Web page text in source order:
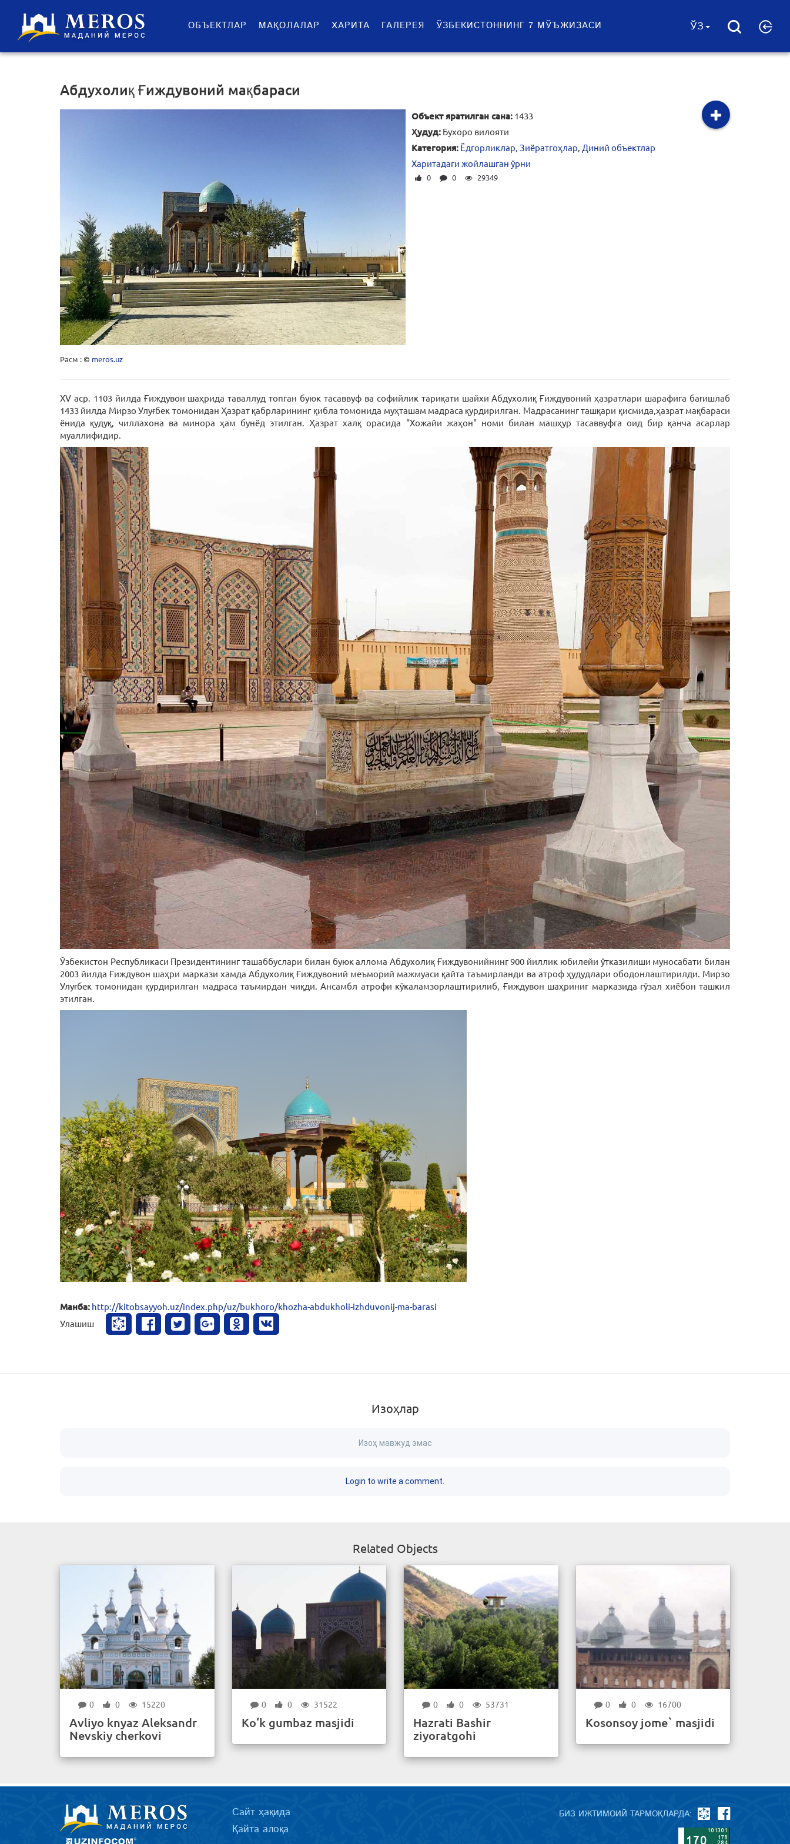
ОБЪЕКТЛАР МАҚОЛАЛАР ХАРИТА ГАЛЕРЕЯ ЎЗБЕКИСТОННИНГ 7 МЎЪЖИЗАСИ ЎЗ
Абдухолиқ Ғиждувоний мақбараси
Расм : © meros.uz
Объект яратилган сана:1433
Ҳудуд:Бухоро вилояти
Категория: Ёдгорликлар, Зиёратгоҳлар, Диний объектлар
Харитадаги жойлашган ўрни
0 0 29349
XV аср. 1103 йилда Ғиждувон шаҳрида таваллуд топган буюк тасаввуф ва софийлик тариқати шайхи Абдухолиқ Ғиждувоний ҳазратлари шарафига бағишлаб
1433 йилда Мирзо Улуғбек томонидан Ҳазрат қабрларининг қибла томонида муҳташам мадраса қурдирилган. Мадрасанинг ташқари қисмида,ҳазрат мақбараси
ёнида қудуқ, чиллахона ва минора ҳам бунёд этилган. Ҳазрат халқ орасида "Хожайи жаҳон" номи билан машҳур тасаввуфга оид бир қанча асарлар
муаллифидир.
Ўзбекистон Республикаси Президентининг ташаббуслари билан буюк аллома Абдухолиқ Ғиждувонийнинг 900 йиллик юбилейи ўтказилиши муносабати билан
2003 йилда Ғиждувон шаҳри маркази хамда Абдухолиқ Ғиждувоний меъморий мажмуаси қайта таъмирланди ва атроф ҳудудлари ободонлаштирилди. Мирзо
Улуғбек томонидан қурдирилган мадраса таъмирдан чиқди. Ансамбл атрофи кўкаламзорлаштирилиб, Ғиждувон шаҳриниг марказида гўзал хиёбон ташкил
этилган.
Манба: http://kitobsayyoh.uz/index.php/uz/bukhoro/khozha-abdukholi-izhduvonij-ma-barasi
Улашиш
Изоҳлар
Изоҳ мавжуд эмас
Login to write a comment.
Related Objects
0 0 15220
Avliyo knyaz Aleksandr
Nevskiy cherkovi
0 0 31522
Ko‘k gumbaz masjidi
0 0 53731
Hazrati Bashir
ziyoratgohi
0 0 16700
Kosonsoy jome` masjidi
Сайт ҳақида
Қайта алоқа
БИЗ ИЖТИМОИЙ ТАРМОҚЛАРДА: